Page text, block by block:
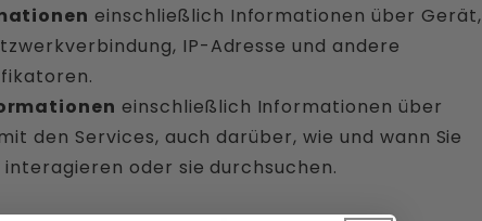
einschließlich Informationen über Gerät,
IP-Adresse und andere
einschließlich Informationen über
den Services, auch darüber, wie und wann Sie
oder sie durchsuchen.